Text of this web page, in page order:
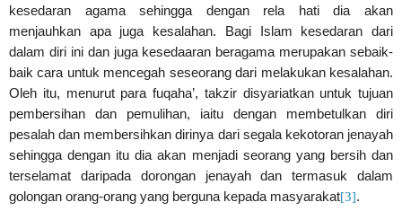
kesedaran agama sehingga dengan rela hati dia akan
menjauhkan apa juga kesalahan. Bagi Islam kesedaran dari
dalam diri ini dan juga kesedaaran beragama merupakan sebaik-
baik cara untuk mencegah seseorang dari melakukan kesalahan.
Oleh itu, menurut para fuqaha’, takzir disyariatkan untuk tujuan
pembersihan dan pemulihan, iaitu dengan membetulkan diri
pesalah dan membersihkan dirinya dari segala kekotoran jenayah
sehingga dengan itu dia akan menjadi seorang yang bersih dan
terselamat daripada dorongan jenayah dan termasuk dalam
golongan orang-orang yang berguna kepada masyarakat[3].